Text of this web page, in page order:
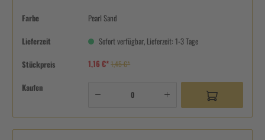
Farbe Pearl Sand
Lieferzeit Sofort verfügbar, Lieferzeit: 1-3 Tage
Stückpreis 1,16 €*1,45 €*
Kaufen